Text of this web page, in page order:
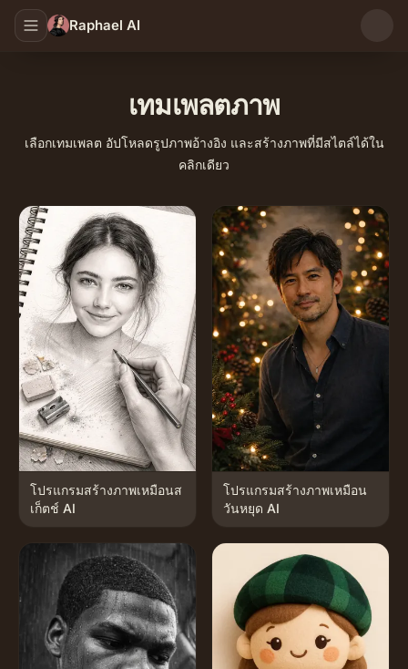
Raphael AI
เทมเพลตภาพ
เลือกเทมเพลต อัปโหลดรูปภาพอ้างอิง และสร้างภาพที่มีสไตล์ได้ใน
คลิกเดียว
โปรแกรมสร้างภาพเหมือนส
เก็ตช์ AI
โปรแกรมสร้างภาพเหมือน
วันหยุด AI